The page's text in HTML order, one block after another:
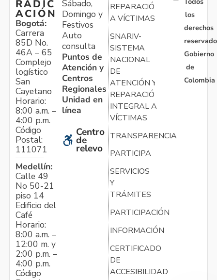
RADIC
ACIÓN
Bogotá:
Carrera
85D No.
46A – 65
Complejo
logístico
San
Cayetano
Horario:
8:00 a.m. –
4:00 p.m.
Código
Postal:
111071
Medellín:
Calle 49
No 50-21
piso 14
Edificio del
Café
Horario:
8:00 a.m. –
12:00 m. y
2:00 p.m. –
4:00 p.m.
Código
Sábado,
Domingo y
Festivos
Auto
consulta
Puntos de
Atención y
Centros
Regionales
Unidad en
línea
Centro
de
relevo
REPARACIÓN
A VÍCTIMAS
SNARIV-
SISTEMA
NACIONAL
DE
ATENCIÓN Y
REPARACIÓN
INTEGRAL A
VÍCTIMAS
TRANSPARENCIA
PARTICIPA
SERVICIOS
Y
TRÁMITES
PARTICIPACIÓN
INFORMACIÓN
CERTIFICADO
DE
ACCESIBILIDAD
los
derechos
Gobierno
de
Colombia